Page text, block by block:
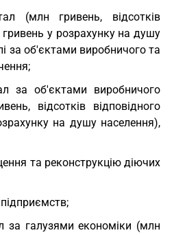
(млн гривень, відсотків
гривень у розрахунку на душу
за об'єктами виробничого та
за об'єктами виробничого
відсотків відповідного
на душу населення),
та реконструкцію діючих
за галузями економіки (млн